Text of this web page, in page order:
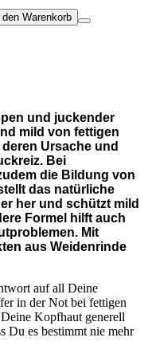
und juckender
mild von fettigen
Ursache und
Bei
die Bildung von
das natürliche
her und schützt mild
Formel hilft auch
Mit
aus Weidenrinde
auf all Deine
in der Not bei fettigen
Kopfhaut generell
Du es bestimmt nie mehr